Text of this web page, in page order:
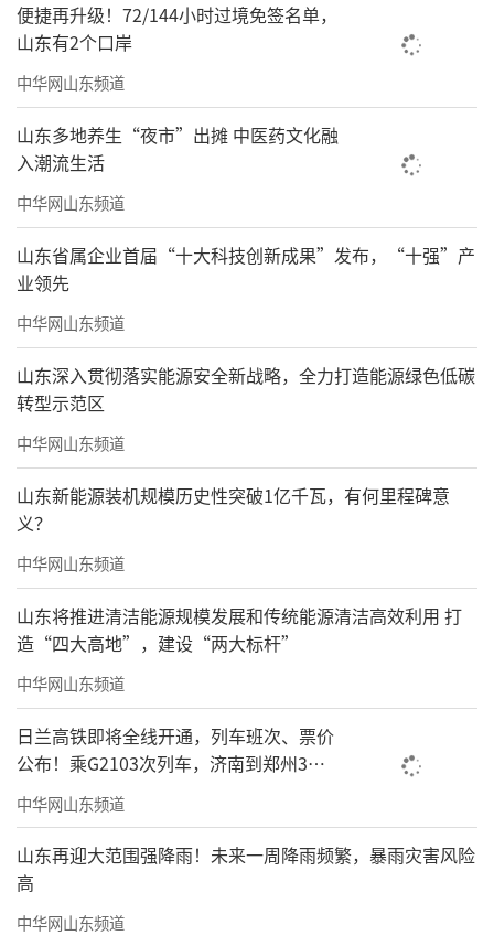
便捷再升级！72/144小时过境免签名单，
山东有2个口岸
中华网山东频道
山东多地养生“夜市”出摊 中医药文化融
入潮流生活
中华网山东频道
山东省属企业首届“十大科技创新成果”发布，“十强”产
业领先
中华网山东频道
山东深入贯彻落实能源安全新战略，全力打造能源绿色低碳
转型示范区
中华网山东频道
山东新能源装机规模历史性突破1亿千瓦，有何里程碑意
义？
中华网山东频道
山东将推进清洁能源规模发展和传统能源清洁高效利用 打
造“四大高地”，建设“两大标杆”
中华网山东频道
日兰高铁即将全线开通，列车班次、票价
公布！乘G2103次列车，济南到郑州3小
时到达
中华网山东频道
山东再迎大范围强降雨！未来一周降雨频繁，暴雨灾害风险
高
中华网山东频道